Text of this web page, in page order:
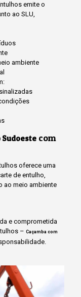
emite o
ao SLU,
ambiente
Sudoeste com
oferece uma
de entulho,
ao meio ambiente
e comprometida
– Caçamba com